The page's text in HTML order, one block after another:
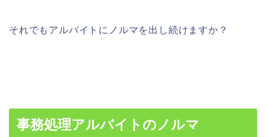
それでもアルバイトにノルマを出し続けますか？
事務処理アルバイトのノルマ